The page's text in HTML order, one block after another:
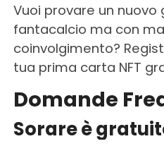
Vuoi provare un nuovo
fantacalcio ma con
coinvolgimento?
tua prima carta NFT
Domande
Sorare è